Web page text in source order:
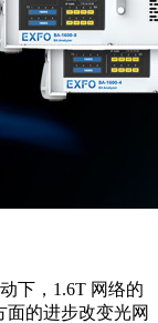
下，1.6T 网络的
的进步改变光网